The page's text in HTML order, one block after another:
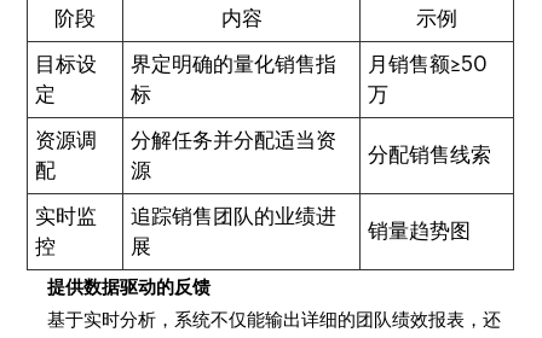
阶段 内容
示例
目标设
定
界定明确的量化销售指
标
月销售额≥50
万
资源调
配
分解任务并分配适当资
源
分配销售线索
实时监
控
追踪销售团队的业绩进
展
销量趋势图
提供数据驱动的反馈
基于实时分析，系统不仅能输出详细的团队绩效报表，还